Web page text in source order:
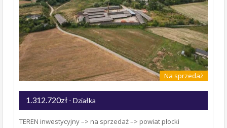
Na sprzedaż
1.312.720zł - Działka
TEREN inwestycyjny –> na sprzedaż –> powiat płocki